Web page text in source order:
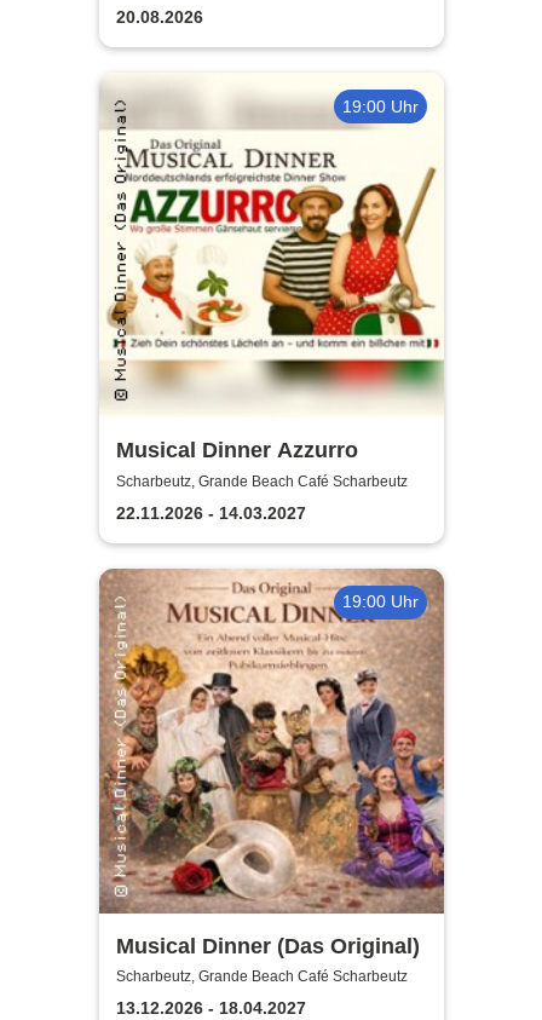
20.08.2026
19:00 Uhr
Musical Dinner Azzurro
Scharbeutz, Grande Beach Café Scharbeutz
22.11.2026 - 14.03.2027
19:00 Uhr
Musical Dinner (Das Original)
Scharbeutz, Grande Beach Café Scharbeutz
13.12.2026 - 18.04.2027